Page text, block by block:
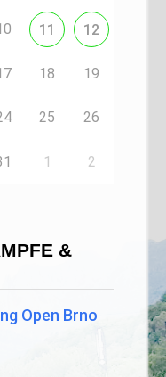
11 12
18 19
25 26
1 2
&
Open Brno